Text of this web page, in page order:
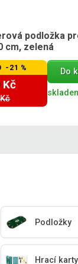
podložka
cm, zelená
-21 %
Kč
Do
Podložky
Hrací karty